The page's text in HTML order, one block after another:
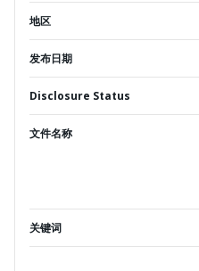
地区
发布日期
Disclosure Status
文件名称
关键词